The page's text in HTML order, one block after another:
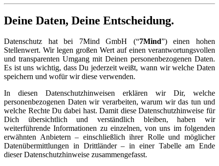
Deine Daten, Deine Entscheidung.
Datenschutz hat bei 7Mind GmbH (“7Mind”) einen hohen
Stellenwert. Wir legen großen Wert auf einen verantwortungsvollen
und transparenten Umgang mit Deinen personenbezogenen Daten.
Es ist uns wichtig, dass Du jederzeit weißt, wann wir welche Daten
speichern und wofür wir diese verwenden.
In diesen Datenschutzhinweisen erklären wir Dir, welche
personenbezogenen Daten wir verarbeiten, warum wir das tun und
welche Rechte Du dabei hast. Damit diese Datenschutzhinweise für
Dich übersichtlich und verständlich bleiben, haben wir
weiterführende Informationen zu einzelnen, von uns im folgenden
erwähnten Anbietern – einschließlich ihrer Rolle und möglicher
Datenübermittlungen in Drittländer – in einer Tabelle am Ende
dieser Datenschutzhinweise zusammengefasst.